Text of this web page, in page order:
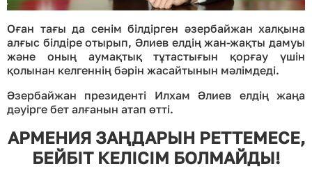
Оған тағы да сенім білдірген әзербайжан халқына
алғыс білдіре отырып, Әлиев елдің жан-жақты дамуы
және оның аумақтық тұтастығын қорғау үшін
қолынан келгеннің бәрін жасайтынын мәлімдеді.
Әзербайжан президенті Илхам Әлиев елдің жаңа
дәуірге бет алғанын атап өтті.
АРМЕНИЯ ЗАҢДАРЫН РЕТТЕМЕСЕ,
БЕЙБІТ КЕЛІСІМ БОЛМАЙДЫ!